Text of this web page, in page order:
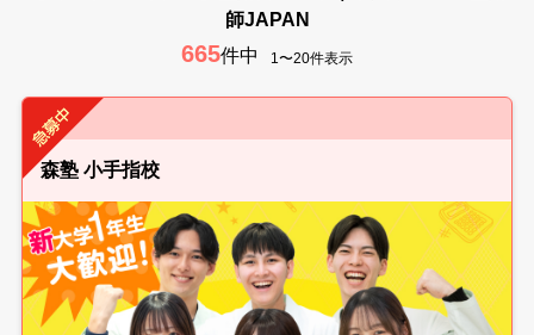
師JAPAN
665件中 1〜20件表示
森塾 小手指校